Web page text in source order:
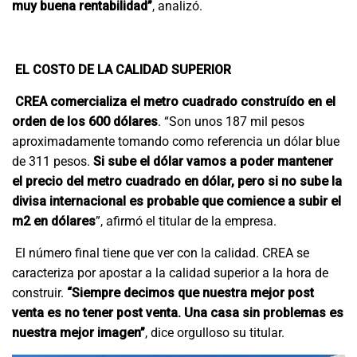
muy buena rentabilidad”, analizó.
EL COSTO DE LA CALIDAD SUPERIOR
CREA comercializa el metro cuadrado construído en el
orden de los 600 dólares. “Son unos 187 mil pesos
aproximadamente tomando como referencia un dólar blue
de 311 pesos. Si sube el dólar vamos a poder mantener
el precio del metro cuadrado en dólar, pero si no sube la
divisa internacional es probable que comience a subir el
m2 en dólares”, afirmó el titular de la empresa.
El número final tiene que ver con la calidad. CREA se
caracteriza por apostar a la calidad superior a la hora de
construir. “Siempre decimos que nuestra mejor post
venta es no tener post venta. Una casa sin problemas es
nuestra mejor imagen”, dice orgulloso su titular.